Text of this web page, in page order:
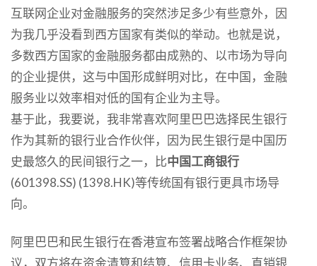
互联网企业对金融服务的突然涉足多少有些意外，因
为我几乎没看到西方国家有类似的举动。也就是说，
多数西方国家的金融服务都由成熟的、以市场为导向
的企业提供，这与中国形成鲜明对比，在中国，金融
服务业以效率相对低的国有企业为主导。
基于此，我要说，我非常喜欢阿里巴巴选择民生银行
作为其新的银行业合作伙伴，因为民生银行是中国历
史最悠久的民间银行之一，比中国工商银行
(601398.SS) (1398.HK)等传统国有银行更具市场导
向。
阿里巴巴和民生银行在香港宣布签署战略合作框架协
议，双方将在资金清算和结算、信用卡业务、直销银